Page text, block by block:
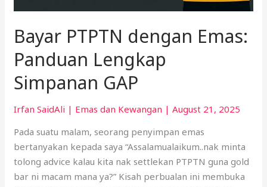
Bayar PTPTN dengan Emas:
Panduan Lengkap
Simpanan GAP
Irfan SaidAli | Emas dan Kewangan |August 21, 2025
Pada suatu malam, seorang penyimpan emas
bertanyakan kepada saya “Assalamualaikum..nak minta
tolong advice kalau kita nak settlekan PTPTN guna gold
bar ni macam mana ya?” Kisah perbualan ini membuka